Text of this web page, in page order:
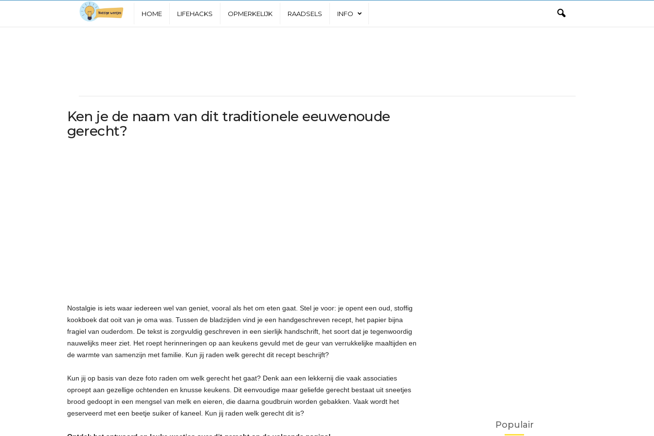
i
g
HOME LIFEHACKS OPMERKELIJK RAADSELS INFO
Ken je de naam van dit traditionele eeuwenoude
gerecht?
Nostalgie is iets waar iedereen wel van geniet, vooral als het om eten gaat. Stel je voor: je opent een oud, stoffig
kookboek dat ooit van je oma was. Tussen de bladzijden vind je een handgeschreven recept, het papier bijna
fragiel van ouderdom. De tekst is zorgvuldig geschreven in een sierlijk handschrift, het soort dat je tegenwoordig
nauwelijks meer ziet. Het roept herinneringen op aan keukens gevuld met de geur van verrukkelijke maaltijden en
de warmte van samenzijn met familie. Kun jij raden welk gerecht dit recept beschrijft?
Kun jij op basis van deze foto raden om welk gerecht het gaat? Denk aan een lekkernij die vaak associaties
oproept aan gezellige ochtenden en knusse keukens. Dit eenvoudige maar geliefde gerecht bestaat uit sneetjes
brood gedoopt in een mengsel van melk en eieren, die daarna goudbruin worden gebakken. Vaak wordt het
geserveerd met een beetje suiker of kaneel. Kun jij raden welk gerecht dit is?
Populair